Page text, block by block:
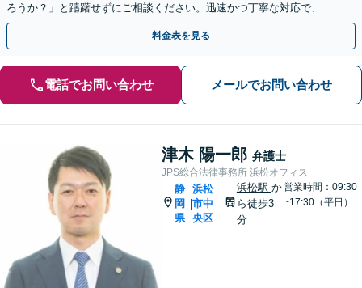
ろうか？」と躊躇せずにご相談ください。迅速かつ丁寧な対応で、今
後の親族関係も考慮しながら進めます。
料金表を見る
電話でお問い合わせ メールでお問い合わせ
津木 陽一郎 弁護士
JPS総合法律事務所 浜松オフィス
静
岡
県
|
浜松
市中
央区
浜松駅 か
ら徒歩3
分
営業時間：09:30
~17:30（平日）